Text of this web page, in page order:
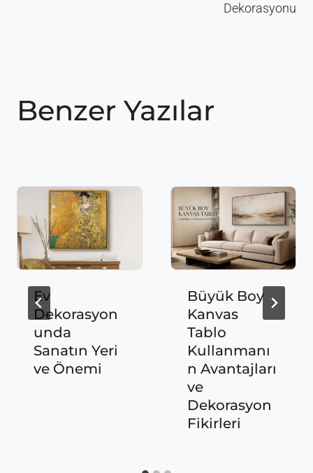
Dekorasyonu
Benzer Yazılar
Ev
Dekorasyon
unda
Sanatın Yeri
ve Önemi
Büyük Boy
Kanvas
Tablo
Kullanmanı
n Avantajları
ve
Dekorasyon
Fikirleri